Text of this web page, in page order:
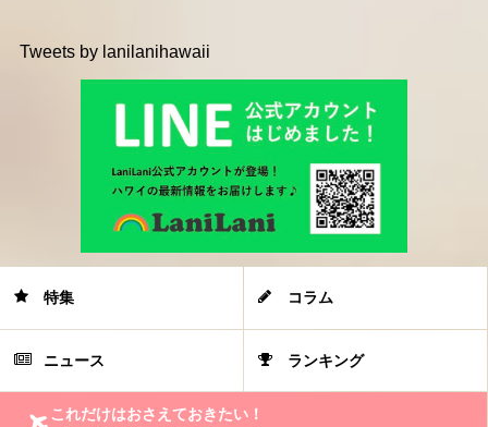
Tweets by lanilanihawaii
特集 コラム
ニュース ランキング
これだけはおさえておきたい！